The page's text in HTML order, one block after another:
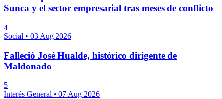
Sunca y el sector empresarial tras meses de conflicto
4
Social • 03 Aug 2026
Falleció José Hualde, histórico dirigente de
Maldonado
5
Interés General • 07 Aug 2026